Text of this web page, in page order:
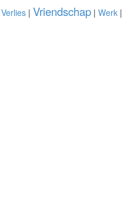
Verlies| Vriendschap| Werk|